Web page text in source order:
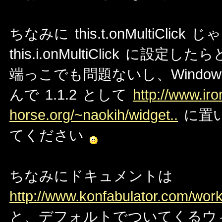
ちなみに this.t.onMultiClick じ
this.i.onMultiClick に設定したら
端っこでも問題ないし、
んで 1.1.2 として http://
horse.org/~naokih/widget.. に置
てください
ちなみにドキュメントは
http://www.konfabulator.com/
と、デフォルトでついてくる